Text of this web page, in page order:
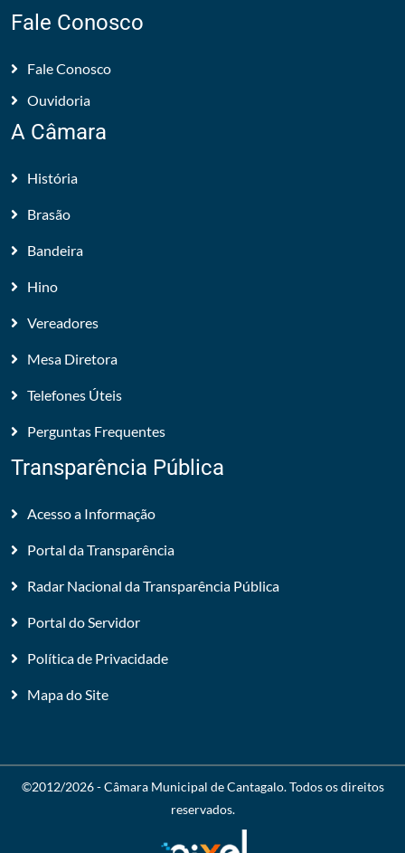
Fale Conosco
Fale Conosco
Ouvidoria
A Câmara
História
Brasão
Bandeira
Hino
Vereadores
Mesa Diretora
Telefones Úteis
Perguntas Frequentes
Transparência Pública
Acesso a Informação
Portal da Transparência
Radar Nacional da Transparência Pública
Portal do Servidor
Política de Privacidade
Mapa do Site
©2012/2026 -Câmara Municipal de Cantagalo. Todos os direitos
reservados.